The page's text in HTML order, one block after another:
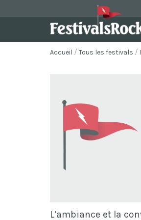
Accueil Tous les festivals
L’ambiance et la